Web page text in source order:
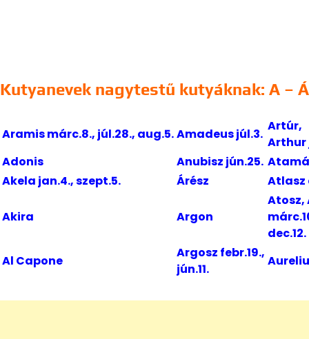
Kutyanevek nagytestű kutyáknak: A – Á
Aramis márc.8., júl.28., aug.5.Amadeus júl.3.
Artúr,
Arthur
Adonis
Anubisz jún.25.
Akela jan.4., szept.5.
Árész Atlasz
Akira Argon
Atosz,
dec.12.
Al Capone
Argosz febr.19.,
jún.11.